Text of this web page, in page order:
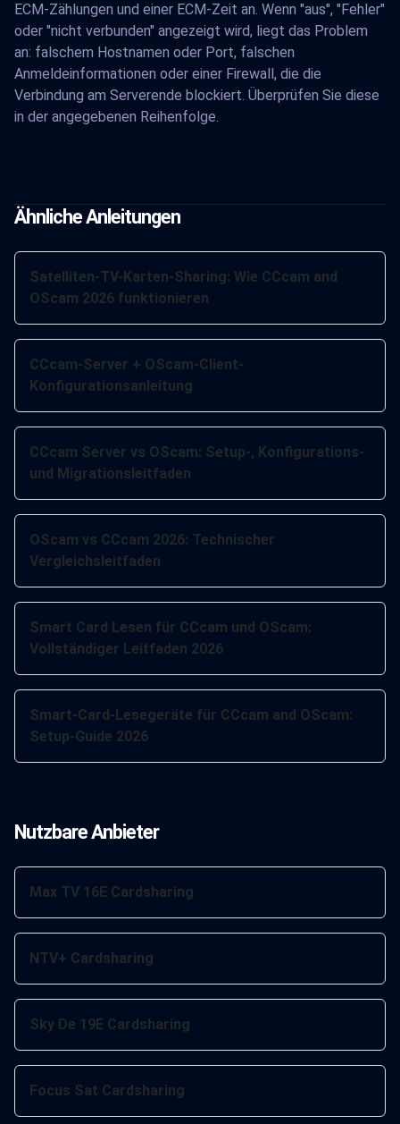
ECM-Zählungen und einer ECM-Zeit an. Wenn "aus", "Fehler"
oder "nicht verbunden" angezeigt wird, liegt das Problem
an: falschem Hostnamen oder Port, falschen
Anmeldeinformationen oder einer Firewall, die die
Verbindung am Serverende blockiert. Überprüfen Sie diese
in der angegebenen Reihenfolge.
Ähnliche Anleitungen
Satelliten-TV-Karten-Sharing: Wie CCcam and
OScam 2026 funktionieren
CCcam-Server + OScam-Client-
Konfigurationsanleitung
CCcam Server vs OScam: Setup-, Konfigurations-
und Migrationsleitfaden
OScam vs CCcam 2026: Technischer
Vergleichsleitfaden
Smart Card Lesen für CCcam und OScam:
Vollständiger Leitfaden 2026
Smart-Card-Lesegeräte für CCcam and OScam:
Setup-Guide 2026
Nutzbare Anbieter
Max TV 16E Cardsharing
NTV+ Cardsharing
Sky De 19E Cardsharing
Focus Sat Cardsharing